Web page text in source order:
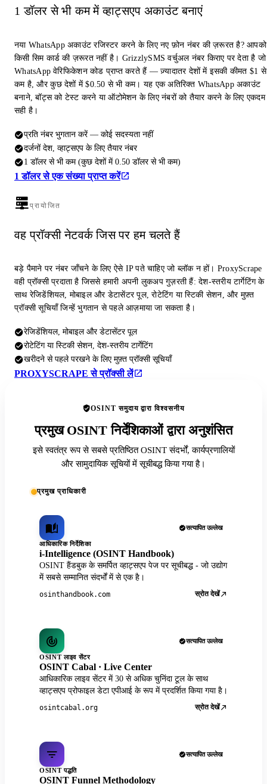
1 डॉलर से भी कम में व्हाट्सएप अकाउंट बनाएं
नया WhatsApp अकाउंट रजिस्टर करने के लिए नए फ़ोन नंबर की ज़रूरत है? आपको
किसी सिम कार्ड की ज़रूरत नहीं है। GrizzlySMS वर्चुअल नंबर किराए पर देता है जो
WhatsApp वेरिफिकेशन कोड प्राप्त करते हैं — ज़्यादातर देशों में इसकी कीमत $1 से
कम है, और कुछ देशों में $0.50 से भी कम। यह एक अतिरिक्त WhatsApp अकाउंट
बनाने, बॉट्स को टेस्ट करने या ऑटोमेशन के लिए नंबरों को तैयार करने के लिए एकदम
सही है।
प्रति नंबर भुगतान करें — कोई सदस्यता नहीं
दर्जनों देश, व्हाट्सएप के लिए तैयार नंबर
1 डॉलर से भी कम (कुछ देशों में 0.50 डॉलर से भी कम)
1 डॉलर से एक संख्या प्राप्त करें
प्रायोजित
वह प्रॉक्सी नेटवर्क जिस पर हम चलते हैं
बड़े पैमाने पर नंबर जाँचने के लिए ऐसे IP पते चाहिए जो ब्लॉक न हों। ProxyScrape
वही प्रॉक्सी प्रदाता है जिससे हमारी अपनी लुकअप गुज़रती हैं: देश-स्तरीय टार्गेटिंग के
साथ रेजिडेंशियल, मोबाइल और डेटासेंटर पूल, रोटेटिंग या स्टिकी सेशन, और मुफ़्त
प्रॉक्सी सूचियाँ जिन्हें भुगतान से पहले आज़माया जा सकता है।
रेजिडेंशियल, मोबाइल और डेटासेंटर पूल
रोटेटिंग या स्टिकी सेशन, देश-स्तरीय टार्गेटिंग
खरीदने से पहले परखने के लिए मुफ़्त प्रॉक्सी सूचियाँ
PROXYSCRAPE से प्रॉक्सी लें
OSINT समुदाय द्वारा विश्वसनीय
प्रमुख OSINT निर्देशिकाओं द्वारा अनुशंसित
इसे स्वतंत्र रूप से सबसे प्रतिष्ठित OSINT संदर्भों, कार्यप्रणालियों
और सामुदायिक सूचियों में सूचीबद्ध किया गया है।
प्रमुख प्राधिकारी
सत्यापित उल्लेख
आधिकारिक निर्देशिका
i-Intelligence (OSINT Handbook)
OSINT हैंडबुक के समर्पित व्हाट्सएप पेज पर सूचीबद्ध - जो उद्योग
में सबसे सम्मानित संदर्भों में से एक है।
osinthandbook.com स्रोत देखें
सत्यापित उल्लेख
OSINT लाइव सेंटर
OSINT Cabal · Live Center
आधिकारिक लाइव सेंटर में 30 से अधिक चुनिंदा टूल के साथ
व्हाट्सएप प्रोफाइल डेटा एपीआई के रूप में प्रदर्शित किया गया है।
osintcabal.org स्रोत देखें
सत्यापित उल्लेख
OSINT पद्धति
OSINT Funnel Methodology